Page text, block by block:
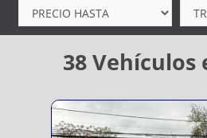
38Vehículos